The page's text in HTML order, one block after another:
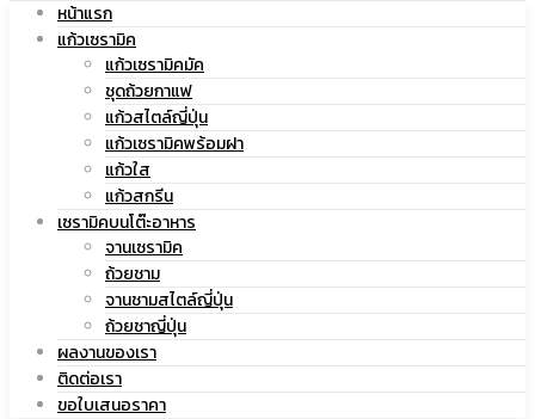
เซรามิค
|
หน้าแรก
แก้วเซรามิค
แก้วเซรามิคมัค
ชุดถ้วยกาแฟ
แก้วสไตล์ญี่ปุ่น
แก้วเซรามิคพร้อมฝา
แก้วใส
แก้วสกรีน
เซรามิคบนโต๊ะอาหาร
จานเซรามิค
ถ้วยชาม
จานชามสไตล์ญี่ปุ่น
ถ้วยชาญี่ปุ่น
ผลงานของเรา
ติดต่อเรา
ขอใบเสนอราคา